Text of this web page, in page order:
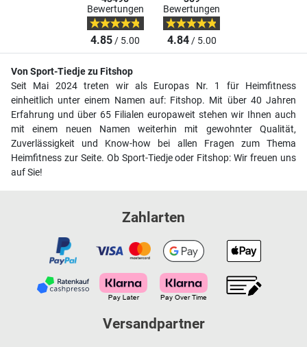
Bewertungen
4.85/ 5.00
Bewertungen
4.84/ 5.00
Von Sport-Tiedje zu Fitshop
Seit Mai 2024 treten wir als Europas Nr. 1 für Heimfitness
einheitlich unter einem Namen auf: Fitshop. Mit über 40 Jahren
Erfahrung und über 65 Filialen europaweit stehen wir Ihnen auch
mit einem neuen Namen weiterhin mit gewohnter Qualität,
Zuverlässigkeit und Know-how bei allen Fragen zum Thema
Heimfitness zur Seite. Ob Sport-Tiedje oder Fitshop: Wir freuen uns
auf Sie!
Zahlarten
Versandpartner